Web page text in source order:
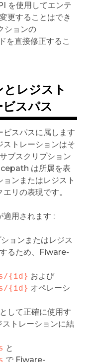
を使用してエンテ
更することはでき
ションの
を直接修正するこ
レジスト
スパス
ビスパスに属します
ストレーションはそ
ブスクリプション
は所属を表
ンまたはレジスト
リの表現です。
適用されます :
ョンまたはレジス
るため、Fiware-
{id} および
{id} オペレーシ
して正確に使用す
トレーションに結
と
で Fiware-